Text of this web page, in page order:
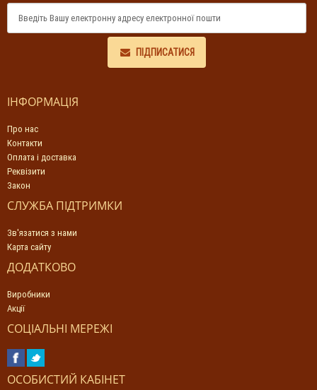
ПІДПИСАТИСЯ
ІНФОРМАЦІЯ
Про нас
Контакти
Оплата і доставка
Реквізити
Закон
СЛУЖБА ПІДТРИМКИ
Зв'язатися з нами
Карта сайту
ДОДАТКОВО
Виробники
Акції
СОЦІАЛЬНІ МЕРЕЖІ
ОСОБИСТИЙ КАБІНЕТ